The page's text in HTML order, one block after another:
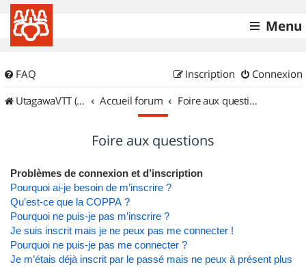
Menu
FAQ Connexion
Inscription
UtagawaVTT (Randos VTT et VTTAE avec traces GPS)
Accueil forum Foire aux questions
Foire aux questions
Problèmes de connexion et d’inscription
Pourquoi ai-je besoin de m’inscrire ?
Qu’est-ce que la COPPA ?
Pourquoi ne puis-je pas m’inscrire ?
Je suis inscrit mais je ne peux pas me connecter !
Pourquoi ne puis-je pas me connecter ?
Je m’étais déjà inscrit par le passé mais ne peux à présent plus